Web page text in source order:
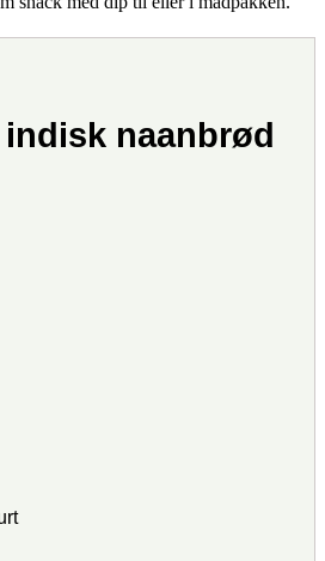
naanbrød